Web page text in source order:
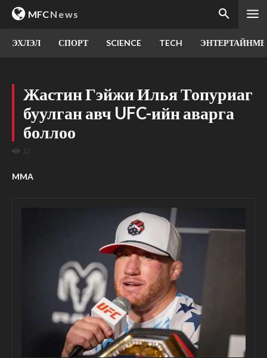
MFCNews
ЭХЛЭЛ СПОРТ SCIENCE TECH
Жастин Гэйжи Илья Топуриаг
буулган авч UFC-ийн аварга
боллоо
22
MMA